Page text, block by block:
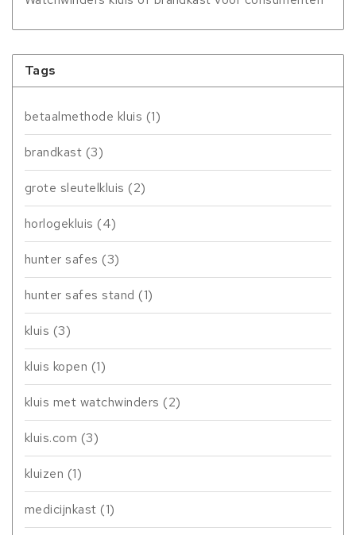
Tags
betaalmethode kluis (1)
brandkast (3)
grote sleutelkluis (2)
horlogekluis (4)
hunter safes (3)
hunter safes stand (1)
kluis (3)
kluis kopen (1)
kluis met watchwinders (2)
kluis.com (3)
kluizen (1)
medicijnkast (1)